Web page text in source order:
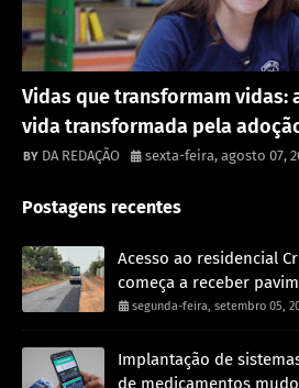
Vidas que transformam vidas:
vida transformada pela
DA REDAÇÃO sexta-feira, agosto 07,
Postagens recentes
Acesso ao residencial
começa a receber
segunda-feira, setembro 05,
Implantação de
de medicamentos